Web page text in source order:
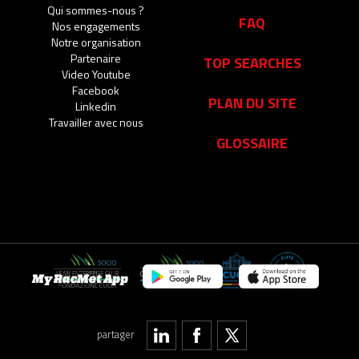
Qui sommes-nous ?
Nos engagements
Notre organisation
Partenaire
Video Youtube
Facebook
Linkedin
Travailler avec nous
FAQ
TOP SEARCHES
PLAN DU SITE
GLOSSAIRE
partager
My RacMet App